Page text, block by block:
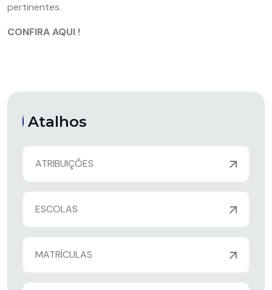
pertinentes.
CONFIRA AQUI !
Atalhos
ATRIBUIÇÕES
ESCOLAS
MATRÍCULAS